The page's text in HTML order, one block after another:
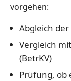
vorgehen:
Abgleich
Vergleich
(BetrKV)
Prüfung, ob